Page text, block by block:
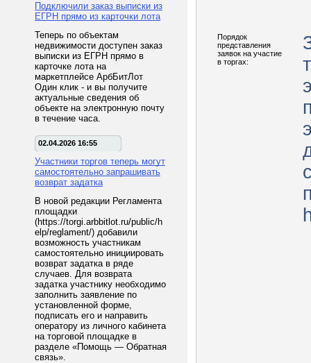
Подключили заказ выписки из
ЕГРН прямо из карточки лота
Теперь по объектам
недвижимости доступен заказ
выписки из ЕГРН прямо в
карточке лота на
маркетплейсе АрбБитЛот
Один клик - и вы получите
актуальные сведения об
объекте на электронную почту
в течение часа.
02.04.2026 16:55
Участники торгов теперь могут
самостоятельно запрашивать
возврат задатка
В новой редакции Регламента
площадки
(https://torgi.arbbitlot.ru/public/h
elp/reglament/) добавили
возможность участникам
самостоятельно инициировать
возврат задатка в ряде
случаев. Для возврата
задатка участнику необходимо
заполнить заявление по
установленной форме,
подписать его и направить
оператору из личного кабинета
на торговой площадке в
разделе «Помощь — Обратная
связь».
Порядок
представления
заявок на участие
в торгах: